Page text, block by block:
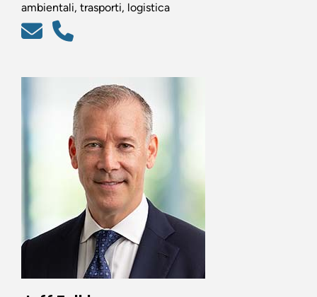
ambientali, trasporti, logistica